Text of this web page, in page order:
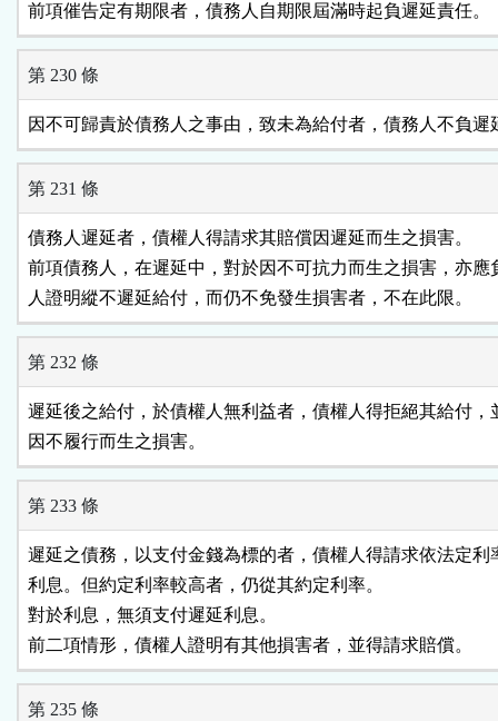
前項催告定有期限者，債務人自期限屆滿時起負遲延責任。
第 230 條
因不可歸責於債務人之事由，致未為給付者，債務人不負遲
第 231 條
債務人遲延者，債權人得請求其賠償因遲延而生之損害。
前項債務人，在遲延中，對於因不可抗力而生之損害，亦應
人證明縱不遲延給付，而仍不免發生損害者，不在此限。
第 232 條
遲延後之給付，於債權人無利益者，債權人得拒絕其給付，
因不履行而生之損害。
第 233 條
遲延之債務，以支付金錢為標的者，債權人得請求依法定利
利息。但約定利率較高者，仍從其約定利率。
對於利息，無須支付遲延利息。
前二項情形，債權人證明有其他損害者，並得請求賠償。
第 235 條